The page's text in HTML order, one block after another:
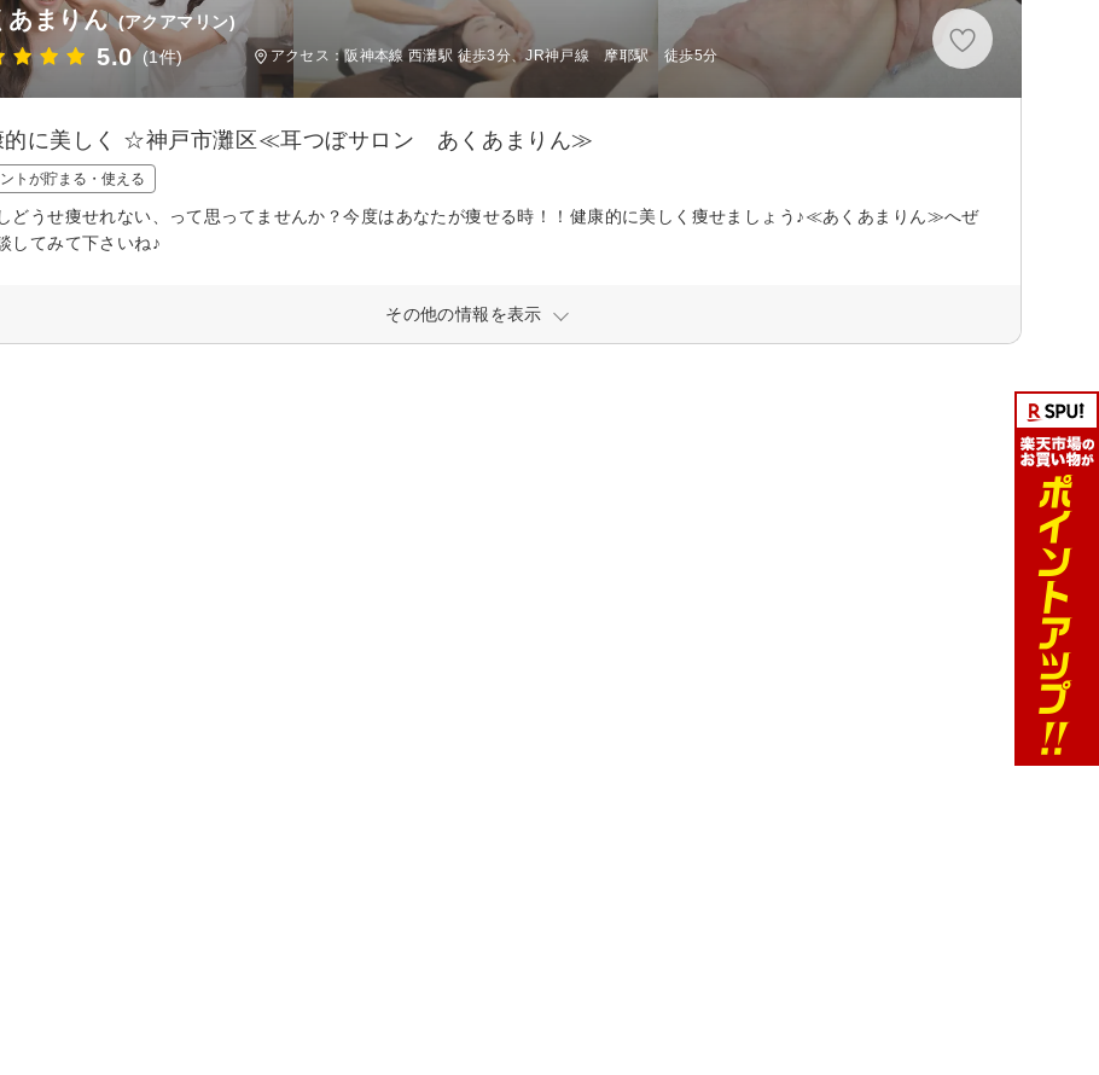
あまりん (アクアマリン)
5.0 (1件) アクセス：阪神本線 西灘駅 徒歩3分、JR神戸線 摩耶駅 徒歩5分
的に美しく ☆神戸市灘区≪耳つぼサロン あくあまりん≫
トが貯まる・使える
どうせ痩せれない、って思ってませんか？今度はあなたが痩せる時！！健康的に美しく痩せましょう♪≪あくあまりん≫へぜ
してみて下さいね♪
その他の情報を表示